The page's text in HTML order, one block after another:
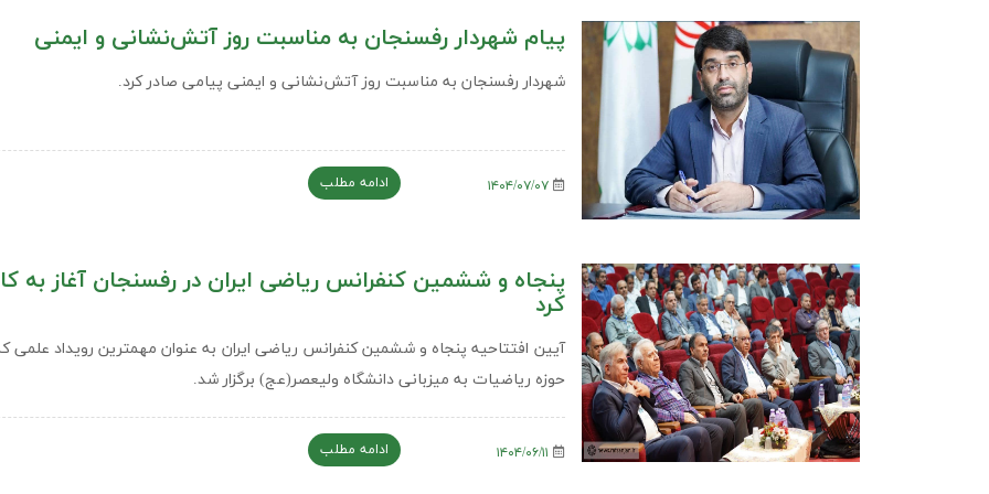
پیام شهردار رفسنجان به مناسبت روز آتش‌نشانی و ایمنی
شهردار رفسنجان به مناسبت روز آتش‌نشانی و ایمنی پیامی صادر کرد.
۱۴۰۴/۰۷/۰۷ ادامه مطلب
پنجاه و ششمین کنفرانس ریاضی ایران در رفسنجان آغاز به
کرد
آیین افتتاحیه پنجاه و ششمین کنفرانس ریاضی ایران به عنوان مهمترین رویداد علمی
حوزه ریاضیات به میزبانی دانشگاه ولیعصر(عج) برگزار شد.
ادامه مطلب